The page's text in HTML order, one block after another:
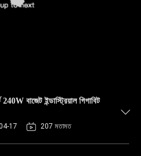
বাজেট ইন্ডাস্ট্রিয়াল গিগাবিট
17 207 মতামত